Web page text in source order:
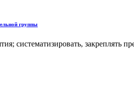
группы
систематизировать, закреплять